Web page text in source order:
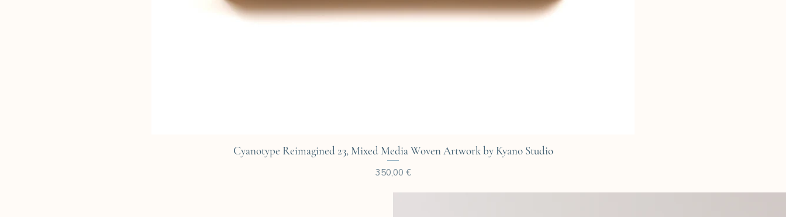
Aperçu rapide
Cyanotype Reimagined 23, Mixed Media Woven Artwork by Kyano Studio
Prix
350,00 €